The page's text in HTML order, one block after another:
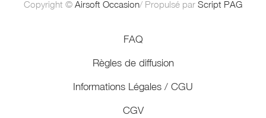
Copyright © Airsoft Occasion/ Propulsé par Script PAG
FAQ
Règles de diffusion
Informations Légales / CGU
CGV